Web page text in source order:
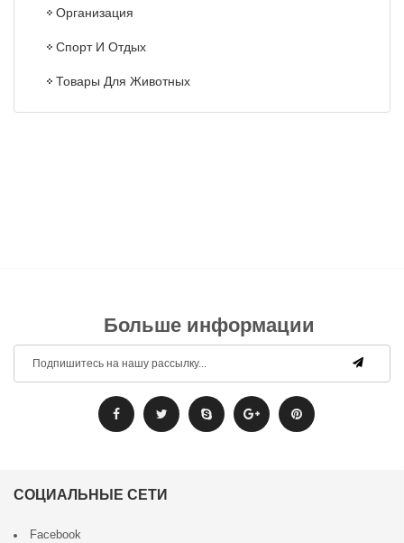
Организация
Спорт И Отдых
Товары Для Животных
Больше информации
СОЦИАЛЬНЫЕ СЕТИ
Facebook